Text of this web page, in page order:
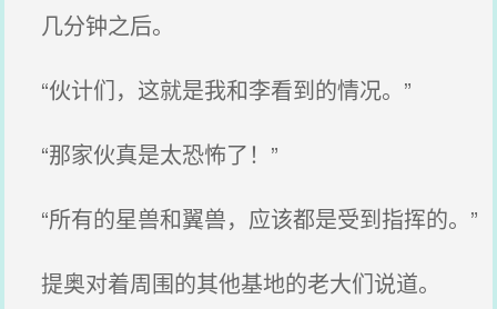
几分钟之后。
“伙计们，这就是我和李看到的情况。”
“那家伙真是太恐怖了！”
“所有的星兽和翼兽，应该都是受到指挥的。”
提奥对着周围的其他基地的老大们说道。